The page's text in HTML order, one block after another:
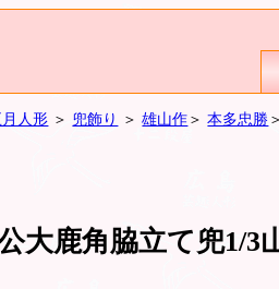
人形 ＞ 兜飾り ＞雄山作＞本多忠勝
大鹿角脇立て兜1/3